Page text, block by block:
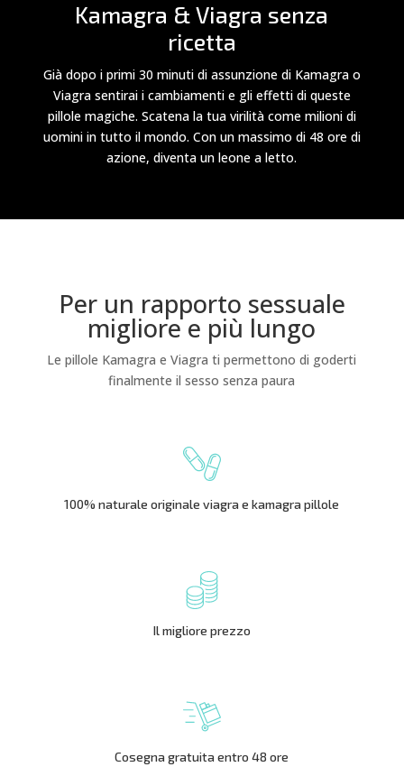
Kamagra & Viagra senza
ricetta
Già dopo i primi 30 minuti di assunzione di Kamagra o
Viagra sentirai i cambiamenti e gli effetti di queste
pillole magiche. Scatena la tua virilità come milioni di
uomini in tutto il mondo. Con un massimo di 48 ore di
azione, diventa un leone a letto.
Per un rapporto sessuale
migliore e più lungo
Le pillole Kamagra e Viagra ti permettono di goderti
finalmente il sesso senza paura
100% naturale originale viagra e kamagra pillole
Il migliore prezzo
Cosegna gratuita entro 48 ore